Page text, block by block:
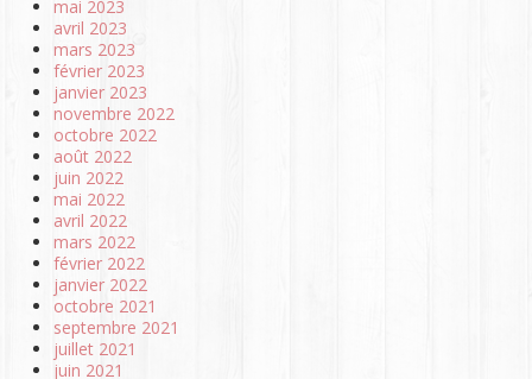
mai 2023
avril 2023
mars 2023
février 2023
janvier 2023
novembre 2022
octobre 2022
août 2022
juin 2022
mai 2022
avril 2022
mars 2022
février 2022
janvier 2022
octobre 2021
septembre 2021
juillet 2021
juin 2021